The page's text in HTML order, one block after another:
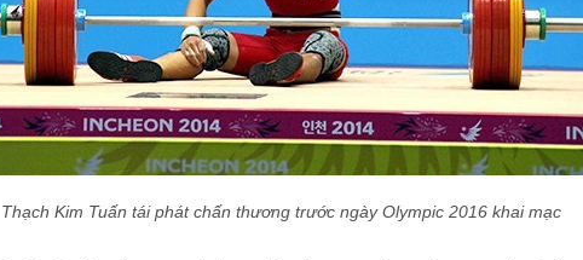
Thạch Kim Tuấn tái phát chấn thương trước ngày Olympic 2016 khai mạc